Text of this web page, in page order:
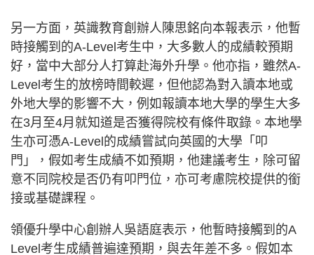
另一方面，英識教育創辦人陳思銘向本報表示，他暫
時接觸到的A-Level考生中，大多數人的成績較預期
好，當中大部分人打算赴海外升學。他亦指，雖然A-
Level考生的放榜時間較遲，但他認為對入讀本地或
外地大學的影響不大，例如報讀本地大學的學生大多
在3月至4月就知道是否獲得院校有條件取錄。本地學
生亦可憑A-Level的成績嘗試向英國的大學「叩
門」，假如考生成績不如預期，他建議考生，除可留
意不同院校是否仍有叩門位，亦可考慮院校提供的銜
接或基礎課程。
領優升學中心創辦人吳語庭表示，他暫時接觸到的A
Level考生成績普遍達預期，與去年差不多。假如本